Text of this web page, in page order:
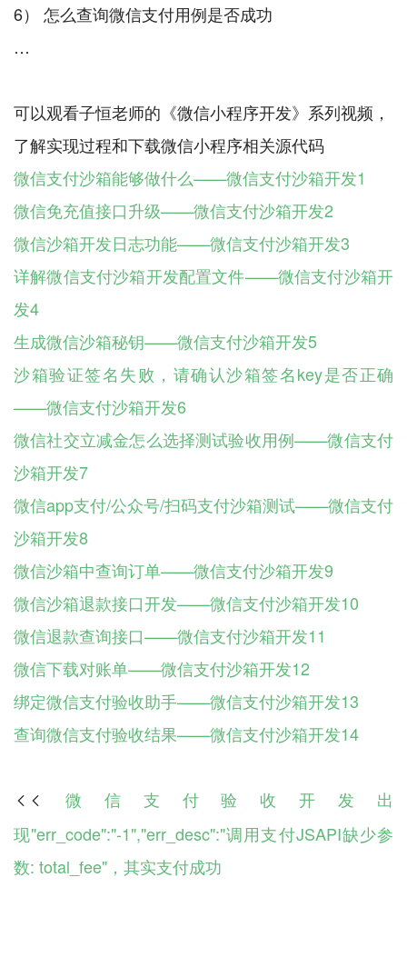
6） 怎么查询微信支付用例是否成功
…
可以观看子恒老师的《微信小程序开发》系列视频，
微信支付沙箱能够做什么——微信支付沙箱开发1
微信免充值接口升级——微信支付沙箱开发2
微信沙箱开发日志功能——微信支付沙箱开发3
详解微信支付沙箱开发配置文件——微信支付沙箱开
发4
生成微信沙箱秘钥——微信支付沙箱开发5
沙箱验证签名失败，请确认沙箱签名key是否正确
——微信支付沙箱开发6
微信社交立减金怎么选择测试验收用例——微信支付
沙箱开发7
微信app支付/公众号/扫码支付沙箱测试——微信支付
沙箱开发8
微信沙箱中查询订单——微信支付沙箱开发9
微信沙箱退款接口开发——微信支付沙箱开发10
微信退款查询接口——微信支付沙箱开发11
微信下载对账单——微信支付沙箱开发12
绑定微信支付验收助手——微信支付沙箱开发13
查询微信支付验收结果——微信支付沙箱开发14

微信支付验收开发出
现"err_code":"-1","err_desc":"调用支付JSAPI缺少参
数: total_fee"，其实支付成功